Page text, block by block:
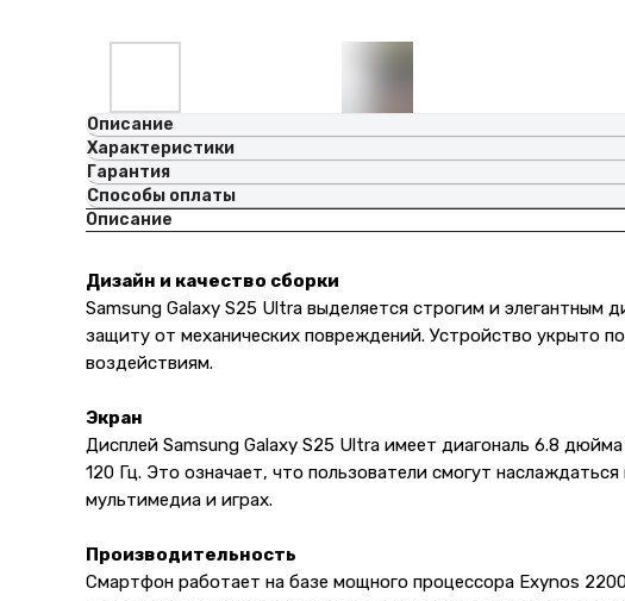
Описание
Характеристики
Гарантия
Способы оплаты
Описание
Дизайн и качество сборки
Samsung Galaxy S25 Ultra выделяется строгим и элегантным
защиту от механических повреждений. Устройство укрыто
воздействиям.
Экран
Дисплей Samsung Galaxy S25 Ultra имеет диагональ 6.8
120 Гц. Это означает, что пользователи смогут
мультимедиа и играх.
Производительность
Смартфон работает на базе мощного процессора Exynos